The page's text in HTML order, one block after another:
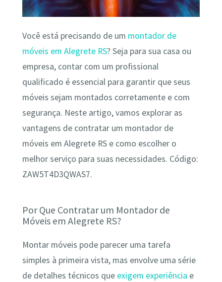
Você está precisando de um montador de
móveis em Alegrete RS? Seja para sua casa ou
empresa, contar com um profissional
qualificado é essencial para garantir que seus
móveis sejam montados corretamente e com
segurança. Neste artigo, vamos explorar as
vantagens de contratar um montador de
móveis em Alegrete RS e como escolher o
melhor serviço para suas necessidades. Código:
ZAW5T4D3QWAS7.
Por Que Contratar um Montador de
Móveis em Alegrete RS?
Montar móveis pode parecer uma tarefa
simples à primeira vista, mas envolve uma série
de detalhes técnicos que exigem experiência e